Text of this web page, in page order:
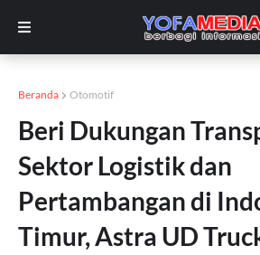
Beranda Otomotif
Beri Dukungan
Sektor Logistik dan
Pertambangan di
Timur, Astra UD